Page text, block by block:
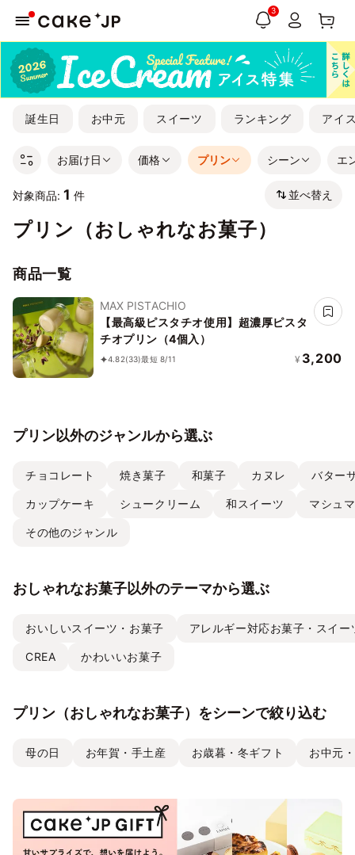
3
誕生日 お中元 スイーツ ランキング アイ
お届け日 価格 プリン シーン エ
対象商品: 1 件 並べ替え
プリン（おしゃれなお菓子）
商品一覧
MAX PISTACHIO
【最高級ピスタチオ使用】超濃厚ピスタ
チオプリン（4個入）
4.82(33)最短 8/11 ¥ 3,200
プリン以外のジャンルから選ぶ
チョコレート 焼き菓子 和菓子 カヌレ バター
カップケーキ シュークリーム 和スイーツ マシュ
その他のジャンル
おしゃれなお菓子以外のテーマから選ぶ
おいしいスイーツ・お菓子 アレルギー対応お菓子・スイー
CREA かわいいお菓子
プリン（おしゃれなお菓子）をシーンで絞り込む
母の日 お年賀・手土産 お歳暮・冬ギフト お中元